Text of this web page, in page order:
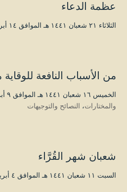
عظمة الدعاء
الثلاثاء ۲۱ شعبان ۱٤٤۱ هـ الموافق ۱٤ أبريل ۲۰۲۰ مـ |
من الأسباب النافعة
الخميس ۱٦ شعبان ۱٤٤۱ هـ الموافق ۹ أبريل ۲۰۲۰ مـ |
والمختارات، النصائح والتوجيهات
شعبان شهر القُرَّاء
السبت ۱۱ شعبان ۱٤٤۱ هـ الموافق ٤ أبريل ۲۰۲۰ مـ |